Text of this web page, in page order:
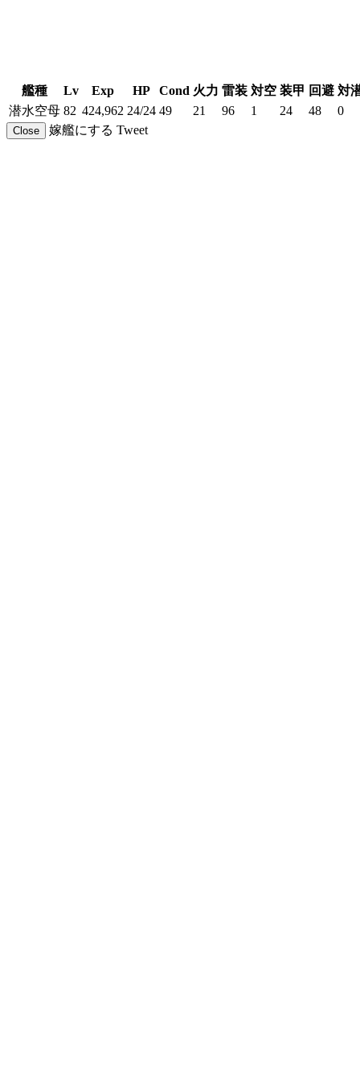
艦種 Lv Exp HP Cond 火力 雷装 対空 装甲 回避 対
潜水空母 82 424,962 24/24 49 21 96 1 24 48 0
Close 嫁艦にする Tweet